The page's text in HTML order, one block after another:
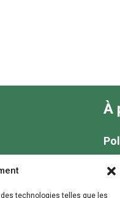
technologies telles que les
À